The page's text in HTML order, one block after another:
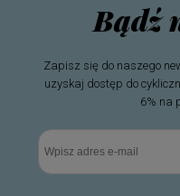
Bądź
Zapisz się do naszego
uzyskaj dostęp do
6% na